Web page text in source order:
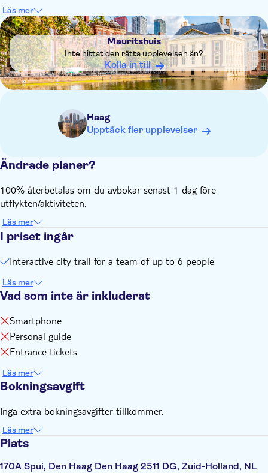
You need internet connection (data) to play this city game
Your interactive tour will include 19 riddles and assignments
Läs mer
DSA1Mauritshuis
Mauritshuis
Inte hittat den rätta upplevelsen än?
Kolla in till
Haag
Upptäck fler upplevelser
Ändrade planer?
100% återbetalas om du avbokar senast 1 dag före
utflykten/aktiviteten.
Läs mer
I priset ingår
Interactive city trail for a team of up to 6 people
Läs mer
Vad som inte är inkluderat
Smartphone
Personal guide
Entrance tickets
Läs mer
Bokningsavgift
Inga extra bokningsavgifter tillkommer.
Läs mer
Plats
170A Spui, Den Haag Den Haag 2511 DG, Zuid-Holland, NL